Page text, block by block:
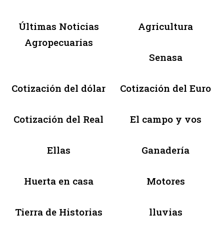
Últimas Noticias
Agropecuarias
Agricultura
Senasa
Cotización del dólar Cotización del Euro
Cotización del Real El campo y vos
Ellas Ganadería
Huerta en casa Motores
Tierra de Historias lluvias